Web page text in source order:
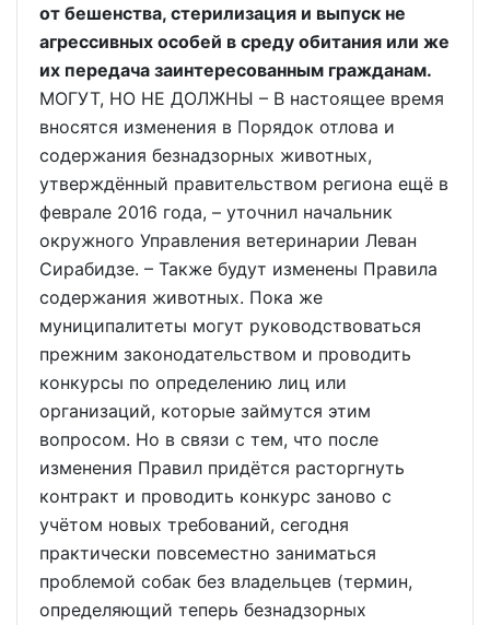
от бешенства, стерилизация и выпуск не
агрессивных особей в среду обитания или же
их передача заинтересованным гражданам.
МОГУТ, НО НЕ ДОЛЖНЫ – В настоящее время
вносятся изменения в Порядок отлова и
содержания безнадзорных животных,
утверждённый правительством региона ещё в
феврале 2016 года, – уточнил начальник
окружного Управления ветеринарии Леван
Сирабидзе. – Также будут изменены Правила
содержания животных. Пока же
муниципалитеты могут руководствоваться
прежним законодательством и проводить
конкурсы по определению лиц или
организаций, которые займутся этим
вопросом. Но в связи с тем, что после
изменения Правил придётся расторгнуть
контракт и проводить конкурс заново с
учётом новых требований, сегодня
практически повсеместно заниматься
проблемой собак без владельцев (термин,
определяющий теперь безнадзорных